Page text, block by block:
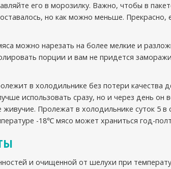
его в морозилку. Важно, чтобы в
но как можно меньше. Прекрасно,
можно нарезать на более мелкие и
порции и вам не придется
в холодильнике без потери качества
использовать сразу, но и через день он
Пролежат в холодильнике суток 5
-18℃ мясо может храниться год-
и очищенной от шелухи при